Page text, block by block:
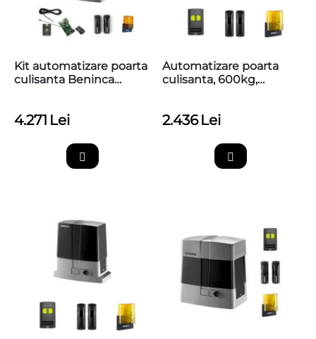
Kit automatizare poarta
culisanta Beninca
4.271 Lei
Automatizare poarta
culisanta, 600kg,
2.436 Lei